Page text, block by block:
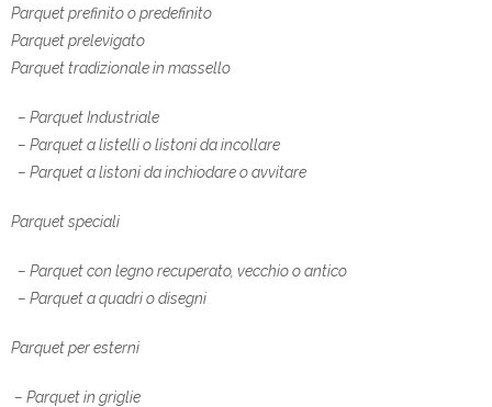
Parquet prefinito o predefinito
Parquet prelevigato
Parquet tradizionale in massello
– Parquet Industriale
– Parquet a listelli o listoni da incollare
– Parquet a listoni da inchiodare o avvitare
Parquet speciali
– Parquet con legno recuperato, vecchio o antico
– Parquet a quadri o disegni
Parquet per esterni
– Parquet in griglie